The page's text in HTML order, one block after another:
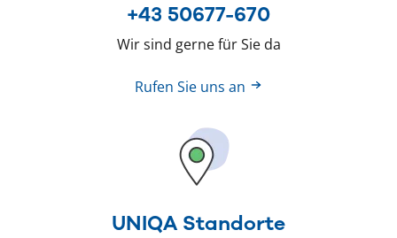
+43 50677-670
Wir sind gerne für Sie da
Rufen Sie uns an
UNIQA Standorte